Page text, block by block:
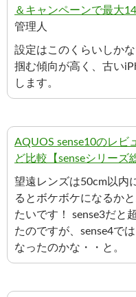
＆キャンペーンで最大
管理人
設定はこのくらいしか
掴む傾向が高く、古い
します。
AQUOS sense10のレビ
ど比較【senseシリーズ
望遠レンズは50cm以内
るとボケボケになるか
たいです！ sense3だと
たのですが、sense4で
なったのかな・・と。